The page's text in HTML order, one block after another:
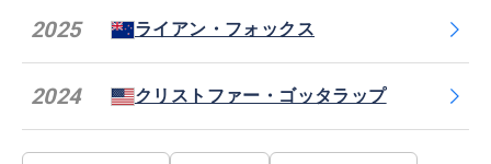
2025 ライアン・フォックス
2024 クリストファー・ゴッタラップ